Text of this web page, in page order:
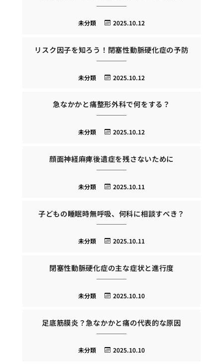
2025.10.12
未分類
リスク因子を知ろう！閉塞性動脈硬化症の予防
2025.10.12
未分類
急なかかと痛整形外科で何をする？
2025.10.12
未分類
顔面神経麻痺後遺症を残さないために
2025.10.11
未分類
子どもの睡眠時無呼吸、何科に相談すべき？
2025.10.11
未分類
閉塞性動脈硬化症の主な症状と進行度
2025.10.10
未分類
足底筋膜炎？急なかかと痛の代表的な原因
2025.10.10
未分類